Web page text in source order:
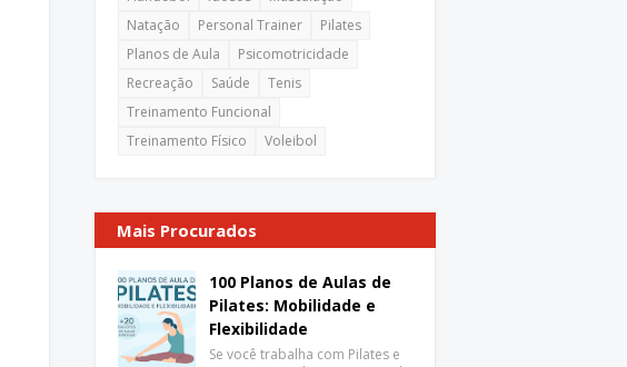
Natação
Personal Trainer
Pilates
Planos de Aula
Psicomotricidade
Recreação
Saúde
Tenis
Treinamento Funcional
Treinamento Físico
Voleibol
Mais Procurados
100 Planos de Aulas de
Pilates: Mobilidade e
Flexibilidade
Se você trabalha com Pilates e